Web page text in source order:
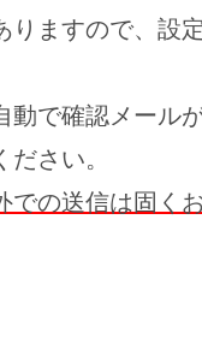
ますので、設
で確認メール
さい。
の送信は固く